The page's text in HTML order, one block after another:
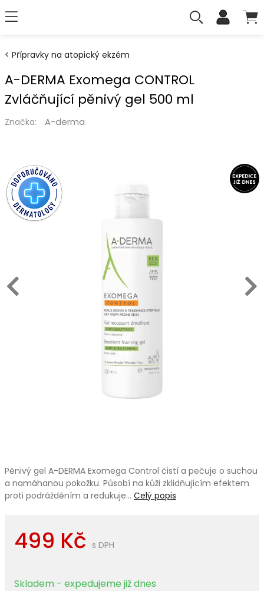
Přípravky na atopický ekzém
A-DERMA Exomega CONTROL
Zvláčňující pěnivý gel 500 ml
Značka: A-derma
Pěnivý gel A-DERMA Exomega Control čistí a pečuje o suchou
a namáhanou pokožku. Působí na kůži zklidňujícím efektem
proti podrážděním a redukuje… Celý popis
499 Kč s DPH
Skladem - expedujeme již dnes